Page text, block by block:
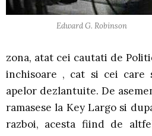
Edward G. Robinson
zona, atat cei cautati de
inchisoare , cat si cei care
apelor dezlantuite. De
ramasese la Key Largo si
razboi, acesta fiind de